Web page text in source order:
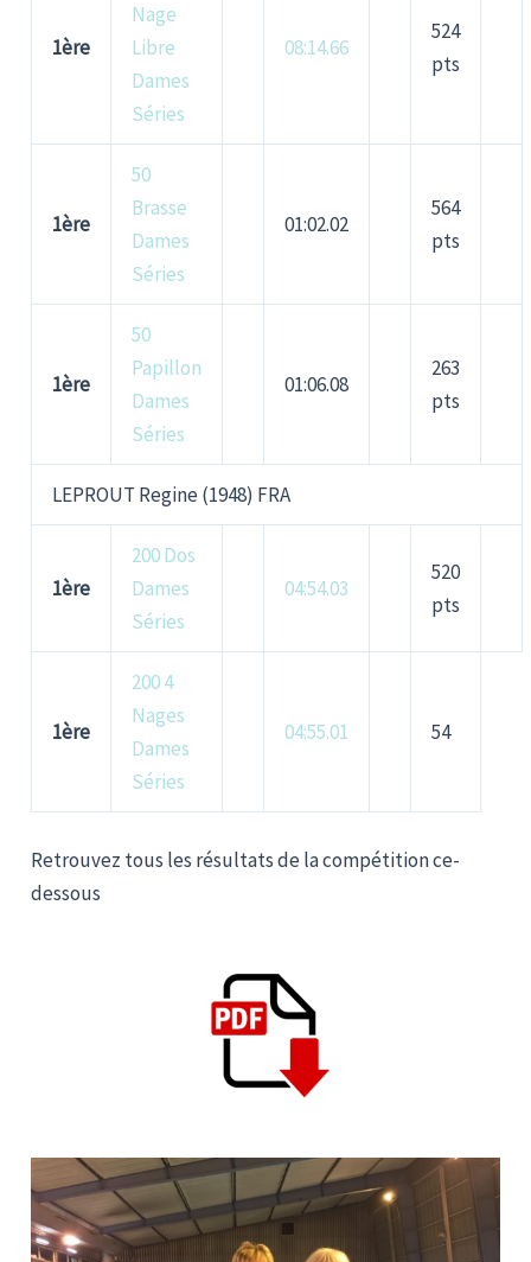
1ère
Nage
Libre
Dames
Séries
08:14.66
524
pts
1ère
50
Brasse
Dames
Séries
01:02.02
564
pts
1ère
50
Papillon
Dames
Séries
01:06.08
263
pts
LEPROUT Regine (1948) FRA
1ère
200 Dos
Dames
Séries
04:54.03
520
pts
1ère
200 4
Nages
Dames
Séries
04:55.01 54
Retrouvez tous les résultats de la compétition ce-
dessous